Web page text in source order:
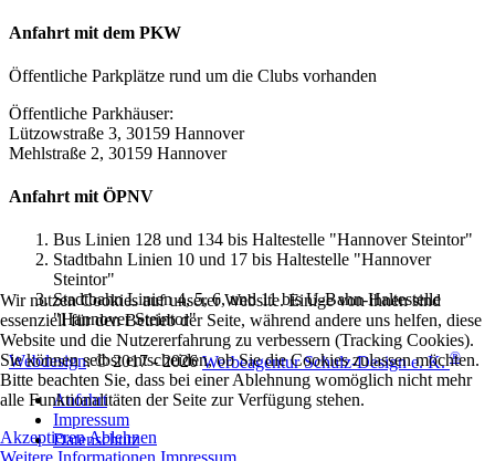
Anfahrt mit dem PKW
Öffentliche Parkplätze rund um die Clubs vorhanden
Öffentliche Parkhäuser:
Lützowstraße 3, 30159 Hannover
Mehlstraße 2, 30159 Hannover
Anfahrt mit ÖPNV
Bus Linien 128 und 134 bis Haltestelle "Hannover Steintor"
Stadtbahn Linien 10 und 17 bis Haltestelle "Hannover
Steintor"
Stadtbahn Linien 4, 5, 6, und 11 bis U-Bahn-Haltestelle
"Hannover Steintor"
Webdesign: © 2017 - 2026Werbeagentur Schulz-Design e. K.®
Anfahrt
Impressum
Datenschutz
Wir nutzen Cookies auf unserer Website. Einige von ihnen sind
essenziell für den Betrieb der Seite, während andere uns helfen, diese
Website und die Nutzererfahrung zu verbessern (Tracking Cookies).
Sie können selbst entscheiden, ob Sie die Cookies zulassen möchten.
Bitte beachten Sie, dass bei einer Ablehnung womöglich nicht mehr
alle Funktionalitäten der Seite zur Verfügung stehen.
AkzeptierenAblehnen
Weitere Informationen Impressum